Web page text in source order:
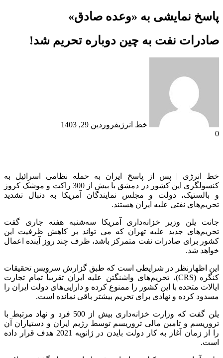
پاسخ نمایشی به «وعده صادق»
صادرات نفت به چین دوباره تحریم شد!
خط انرژیفروردین 29, 1403
0
خط انرژی | پس از پاسخ ایران به حمله نظامی اسرائیل به
کنسولگری این کشور در دمشق با بیش از 300 راکت و موشک کروز
و بالستیک، دولت و مجلس نمایندگان آمریکا به دنبال تشدید
تحریم‌های نفتی علیه ایران هستند.
جانت یلن وزیر خزانه‌داری آمریکا سه‌شنبه هفته جاری گفت
تحریم‌های جدید علیه تهران که می تواند بر کاهش ظرفیت این
کشور برای صادرات نفت متمرکز باشد، ظرف چند روز آینده اعمال
خواهد شد.
این اظهارنظر در شرایطی است که طبق گزارش سرویس تحقیقات
کنگره (CRS)، تحریم‌های واشنگتن علیه ایران تقریباً تمام تجارت
ایالات متحده با این کشور را ممنوع کرده و دارایی‌های دولت ایران را
مسدود کرده و نهادی برای تحریم بیشتر باقی نمانده است.
یلن گفت که وزارت خزانه‌داری بیش از 500 فرد و نهاد مرتبط با
تروریسم و تامین مالی تروریسم توسط رژیم ایران و دستیاران آن
را از زمان آغاز به کار دولت بایدن در ژانویه 2021 هدف قرار داده
است.